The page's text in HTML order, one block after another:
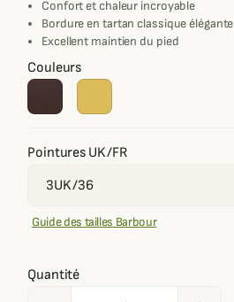
Confort et chaleur incroyable
Bordure en tartan classique élégante
Excellent maintien du pied
Couleurs
Pointures UK/FR
Guide des tailles Barbour
Quantité